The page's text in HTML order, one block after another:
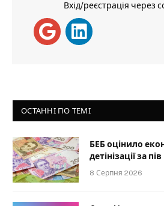
Вхід/реєстрація через
ОСТАННІ ПО ТЕМІ
БЕБ оцінило
детінізації за
8 Серпня 2026